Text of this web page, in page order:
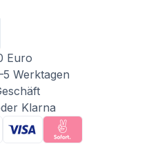
Euro
Werktagen
Klarna